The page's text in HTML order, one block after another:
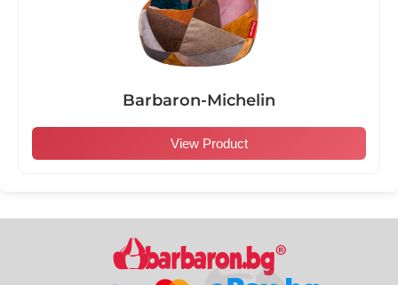
Barbaron-Michelin
View Product